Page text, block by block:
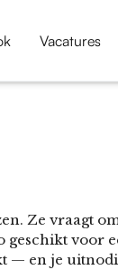
Vacatures
Ze vraagt
voor
— en je